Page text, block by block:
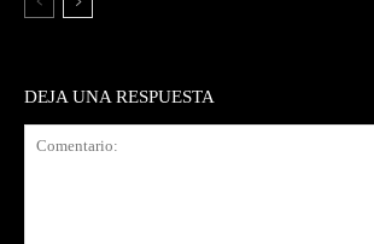
DEJA UNA RESPUESTA